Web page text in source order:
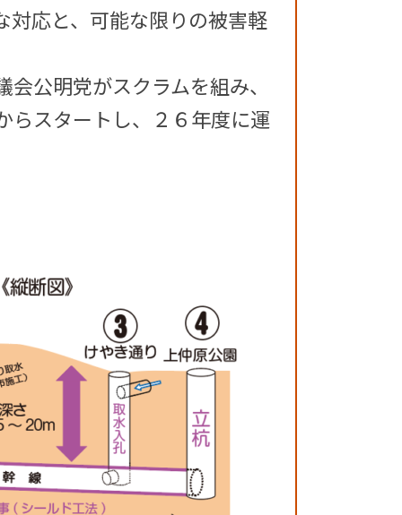
対応と、可能な限りの被害軽
公明党がスクラムを組み、
らスタートし、２６年度に運